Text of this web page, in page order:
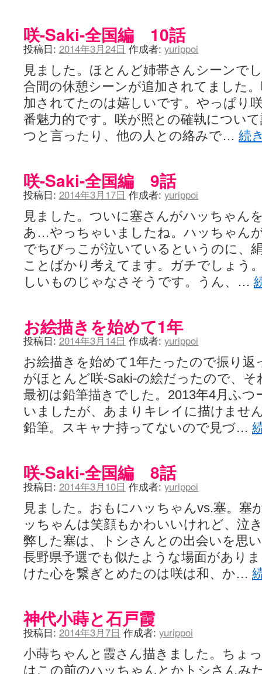
咲-Saki-全国編 10話
投稿日: 2014年3月24日 作成者: yurippoi
見ました。ほとんど姉帯さんシーンで
合間の休憩シーンが追加されてました
加されてたのは嬉しいです。やっぱり
番魅力的です。咲が照との確執につい
つと言ったり、他の人との絡みで… 続
咲-Saki-全国編 9話
投稿日: 2014年3月17日 作成者: yurippoi
見ました。ついに塞さんがハッちゃん
あ…やっちゃいましたね。ハッちゃん
でちびっこが泣いているというのに、
ことばかり考えてます。ガチでしょう
しいものじゃなさそうです。うん、…
お絵描きを始めて1年
投稿日: 2014年3月14日 作成者: yurippoi
お絵描きを始めて1年たったので振り
がほとんど咲-Saki-の絵だったので、そ
最初は鉛筆描きでした。2013年4月ふ
いましたが、あまりキレイに描けませ
鉛筆。スキャナ持ってないので見づ…
咲-Saki-全国編 8話
投稿日: 2014年3月10日 作成者: yurippoi
見ました。おもにハッちゃんvs.塞。塞
ッちゃんは笑顔もかわいいけれど、泣
弊した塞は、トシさんとの出会いを思
長野県予選でも似たような場面があり
けた心を繋ぎとめたのは咲は和、か…
神代小蒔と石戸霞
投稿日: 2014年3月7日 作成者: yurippoi
小蒔ちゃんと霞さん描きました。ちょ
はこの前のハッちゃんとかトシさんみ